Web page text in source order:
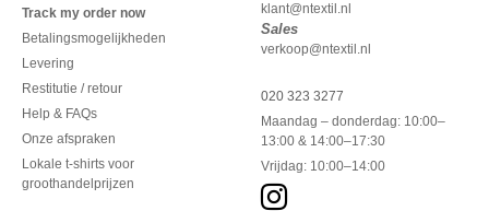
Track my order now
Betalingsmogelijkheden
Levering
Restitutie / retour
Help & FAQs
Onze afspraken
Lokale t-shirts voor
groothandelprijzen
klant@ntextil.nl
Sales
verkoop@ntextil.nl
020 323 3277
Maandag – donderdag: 10:00–
13:00 & 14:00–17:30
Vrijdag: 10:00–14:00